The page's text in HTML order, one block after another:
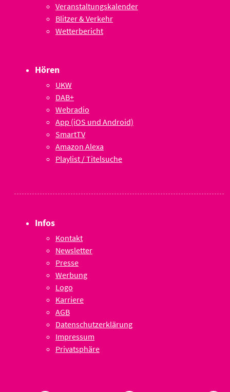
Veranstaltungskalender
Blitzer & Verkehr
Wetterbericht
Hören
UKW
DAB+
Webradio
App (iOS und Android)
SmartTV
Amazon Alexa
Playlist / Titelsuche
Infos
Kontakt
Newsletter
Presse
Werbung
Logo
Karriere
AGB
Datenschutzerklärung
Impressum
Privatsphäre